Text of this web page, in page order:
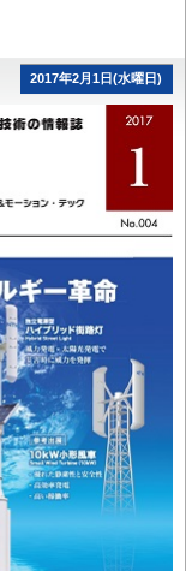
2017年2月1日(水曜日)